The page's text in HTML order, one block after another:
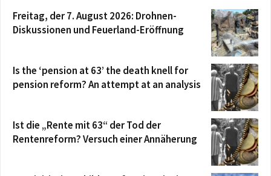
Freitag, der 7. August 2026: Drohnen-
Diskussionen und Feuerland-Eröffnung
Is the ‘pension at 63’ the death knell for
pension reform? An attempt at an analysis
Ist die „Rente mit 63“ der Tod der
Rentenreform? Versuch einer Annäherung